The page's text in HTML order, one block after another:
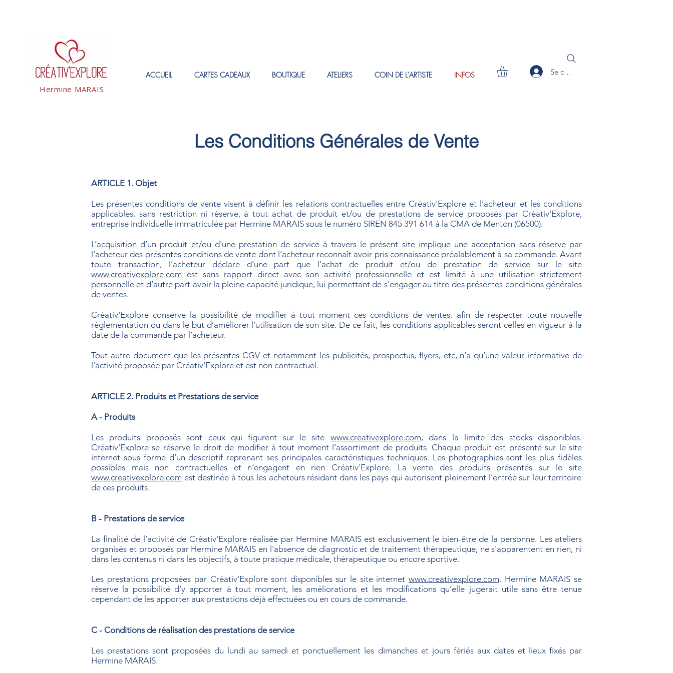
Hermine MARAIS
ACCUEIL CARTES CADEAUX BOUTIQUE ATELIERS COIN DE L'ARTISTE INFOS Se connecter
Les Conditions Générales de Vente
ARTICLE 1. Objet
Les présentes conditions de vente visent à définir les relations contractuelles entre Créativ'Explore et l’acheteur et les conditions
applicables, sans restriction ni réserve, à tout achat de produit et/ou de prestations de service proposés par Créativ'Explore,
entreprise individuelle immatriculée par Hermine MARAIS sous le numéro SIREN 845 391 614 à la CMA de Menton (06500).
L’acquisition d’un produit et/ou d'une prestation de service à travers le présent site implique une acceptation sans réserve par
l’acheteur des présentes conditions de vente dont l’acheteur reconnaît avoir pris connaissance préalablement à sa commande. Avant
toute transaction, l’acheteur déclare d’une part que l’achat de produit et/ou de prestation de service sur le site
www.creativexplore.com est sans rapport direct avec son activité professionnelle et est limité à une utilisation strictement
personnelle et d’autre part avoir la pleine capacité juridique, lui permettant de s’engager au titre des présentes conditions générales
de ventes.
Créativ'Explore conserve la possibilité de modifier à tout moment ces conditions de ventes, afin de respecter toute nouvelle
règlementation ou dans le but d’améliorer l’utilisation de son site. De ce fait, les conditions applicables seront celles en vigueur à la
date de la commande par l’acheteur.
Tout autre document que les présentes CGV et notamment les publicités, prospectus, flyers, etc, n’a qu’une valeur informative de
l’activité proposée par Créativ'Explore et est non contractuel.
ARTICLE 2. Produits et Prestations de service
A - Produits​
Les produits proposés sont ceux qui figurent sur le site www.creativexplore.com, dans la limite des stocks disponibles.
Créativ'Explore se réserve le droit de modifier à tout moment l’assortiment de produits. Chaque produit est présenté sur le site
internet sous forme d’un descriptif reprenant ses principales caractéristiques techniques. Les photographies sont les plus fidèles
possibles mais non contractuelles et n’engagent en rien Créativ'Explore. La vente des produits présentés sur le site
www.creativexplore.com est destinée à tous les acheteurs résidant dans les pays qui autorisent pleinement l’entrée sur leur territoire
de ces produits.
B - Prestations de service
La finalité de l’activité de Créativ'Explore réalisée par Hermine MARAIS est exclusivement le bien-être de la personne. Les ateliers
organisés et proposés par Hermine MARAIS en l'absence de diagnostic et de traitement thérapeutique, ne s'apparentent en rien, ni
dans les contenus ni dans les objectifs, à toute pratique médicale, thérapeutique ou encore sportive.
Les prestations proposées par Créativ'Explore sont disponibles sur le site internetwww.creativexplore.com. Hermine MARAIS se
réserve la possibilité d’y apporter à tout moment, les améliorations et les modifications qu’elle jugerait utile sans être tenue
cependant de les apporter aux prestations déjà effectuées ou en cours de commande.
C - Conditions de réalisation des prestations de service
Les prestations sont proposées du lundi au samedi et ponctuellement les dimanches et jours fériés aux dates et lieux fixés par
Hermine MARAIS.